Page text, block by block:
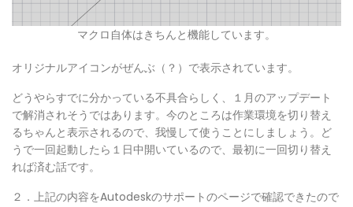
マクロ自体はきちんと機能しています。
オリジナルアイコンがぜんぶ（？）で表示されています。
どうやらすでに分かっている不具合らしく、１月のアップデート
で解消されそうではあります。今のところは作業環境を切り替え
るちゃんと表示されるので、我慢して使うことにしましょう。ど
うで一回起動したら１日中開いているので、最初に一回切り替え
れば済む話です。
２．上記の内容をAutodeskのサポートのページで確認できたので